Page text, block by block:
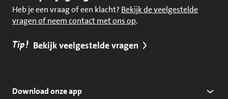
Heb je een vraag of een klacht? Bekijk de veelgestelde
vragen of neem contact met ons op.
Tip! Bekijk veelgestelde vragen
Download onze app